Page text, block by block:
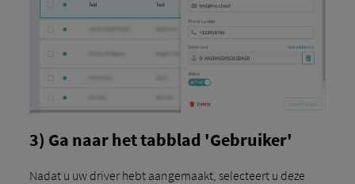
3) Ga naar het tabblad 'Gebruiker'
Nadat u uw driver hebt aangemaakt, selecteert u deze